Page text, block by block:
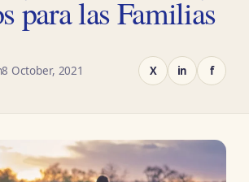
para las Familias
8 October, 2021 X in f